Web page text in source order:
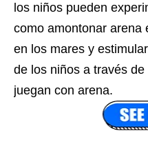
los niños pueden
como amontonar arena
en los mares y
de los niños a través
juegan con arena.